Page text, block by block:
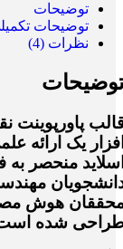
توضیحات
توضیحات
نظرات (4)
یک ارائه
منحصر به
هوش
شده